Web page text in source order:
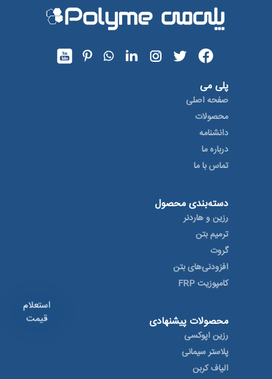
پلی می
صفحه اصلی
محصولات
دانشنامه
درباره ما
تماس با ما
دسته‌بندی محصول
رزین و هاردنر
ترمیم بتن
گروت
افزودنی‌های بتن
کامپوزیت FRP
محصولات پیشنهادی
رزین اپوکسی
پلاستر سیمانی
الیاف کربن
استعلام
قیمت